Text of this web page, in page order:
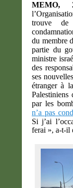
MEMO,
trouve de
du membre
partie du
ministre
des
ses
étranger à
Palestiniens
par les
n’a pas
Si j’ai
ferai », a-t-il